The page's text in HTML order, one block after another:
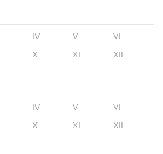
IV V
VI
X XI XII
IV V
VI
X XI XII